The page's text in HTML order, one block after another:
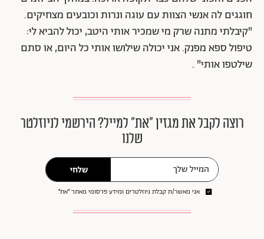
חוגגים לה אנשי הצוות עם עוגה ונרות וכובעים מצחיקים.
"קיבלתי מתנה שרק מי שמכיר אותי היטב, יכול להביא לי:
טיפול ספא מפנק. אני יכולה שילושו אותי כל היום, או סתם
שילטפו אותי" .
רוצה לקבל את מגזין ״את״ למייל? הירשמי לניוזלטר
שלנו
שלחי
אני מאשר/ת קבלת ניוזלטרים ומידע פרסומי מאתר ״את״